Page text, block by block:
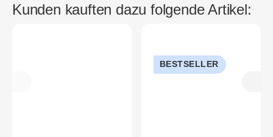
Kunden kauften dazu folgende Artikel:
BESTSELLER